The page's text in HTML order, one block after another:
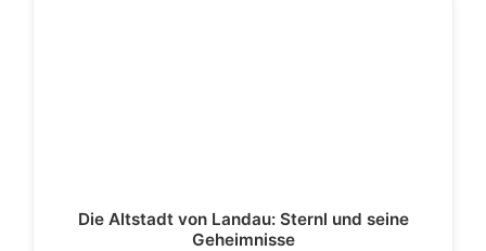
Die Altstadt von Landau: Sternl und seine
Geheimnisse